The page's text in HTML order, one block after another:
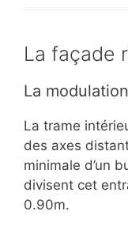
La façade
La modulation
La trame
des axes
minimale d’un
divisent cet
0.90m.